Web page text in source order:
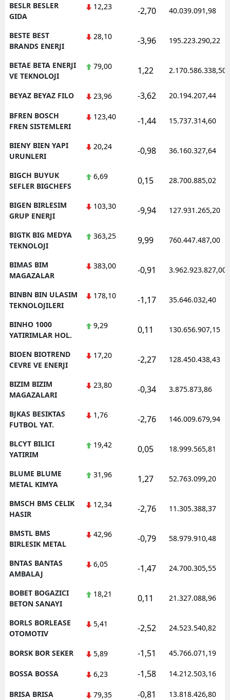
BESLR BESLER
GIDA
12,23 -2,70 40.039.091,98
BESTE BEST
BRANDS ENERJI
28,10 -3,96 195.223.290,22
BETAE BETA ENERJI
VE TEKNOLOJI
79,00 1,22 2.170.586.338,50
BEYAZ BEYAZ FILO 23,96 -3,62 20.194.207,44
BFREN BOSCH
FREN SISTEMLERI
123,40 -1,44 15.737.314,60
BIENY BIEN YAPI
URUNLERI
20,24 -0,98 36.160.327,64
BIGCH BUYUK
SEFLER BIGCHEFS
6,69 0,15 28.700.885,02
BIGEN BIRLESIM
GRUP ENERJI
103,30 -9,94 127.931.265,20
BIGTK BIG MEDYA
TEKNOLOJI
363,25 9,99 760.447.487,00
BIMAS BIM
MAGAZALAR
383,00 -0,91 3.962.923.827,00
BINBN BIN ULASIM
TEKNOLOJILERI
178,10 -1,17 35.646.032,40
BINHO 1000
YATIRIMLAR HOL.
9,29 0,11 130.656.907,15
BIOEN BIOTREND
CEVRE VE ENERJI
17,20 -2,27 128.450.438,43
BIZIM BIZIM
MAGAZALARI
23,80 -0,34 3.875.873,86
BJKAS BESIKTAS
FUTBOL YAT.
1,76 -2,76 146.009.679,94
BLCYT BILICI
YATIRIM
19,42 0,05 18.999.565,81
BLUME BLUME
METAL KIMYA
31,96 1,27 52.763.099,20
BMSCH BMS CELIK
HASIR
12,34 -2,76 11.305.388,37
BMSTL BMS
BIRLESIK METAL
42,96 -0,79 58.979.910,48
BNTAS BANTAS
AMBALAJ
6,05 -1,47 24.700.305,55
BOBET BOGAZICI
BETON SANAYI
18,21 0,11 21.327.088,96
BORLS BORLEASE
OTOMOTIV
5,41 -2,52 24.523.540,82
BORSK BOR SEKER 5,89 -1,51 45.766.071,19
BOSSA BOSSA 6,23 -1,58 14.212.503,16
BRISA BRISA 79,35 -0,81 13.818.426,80